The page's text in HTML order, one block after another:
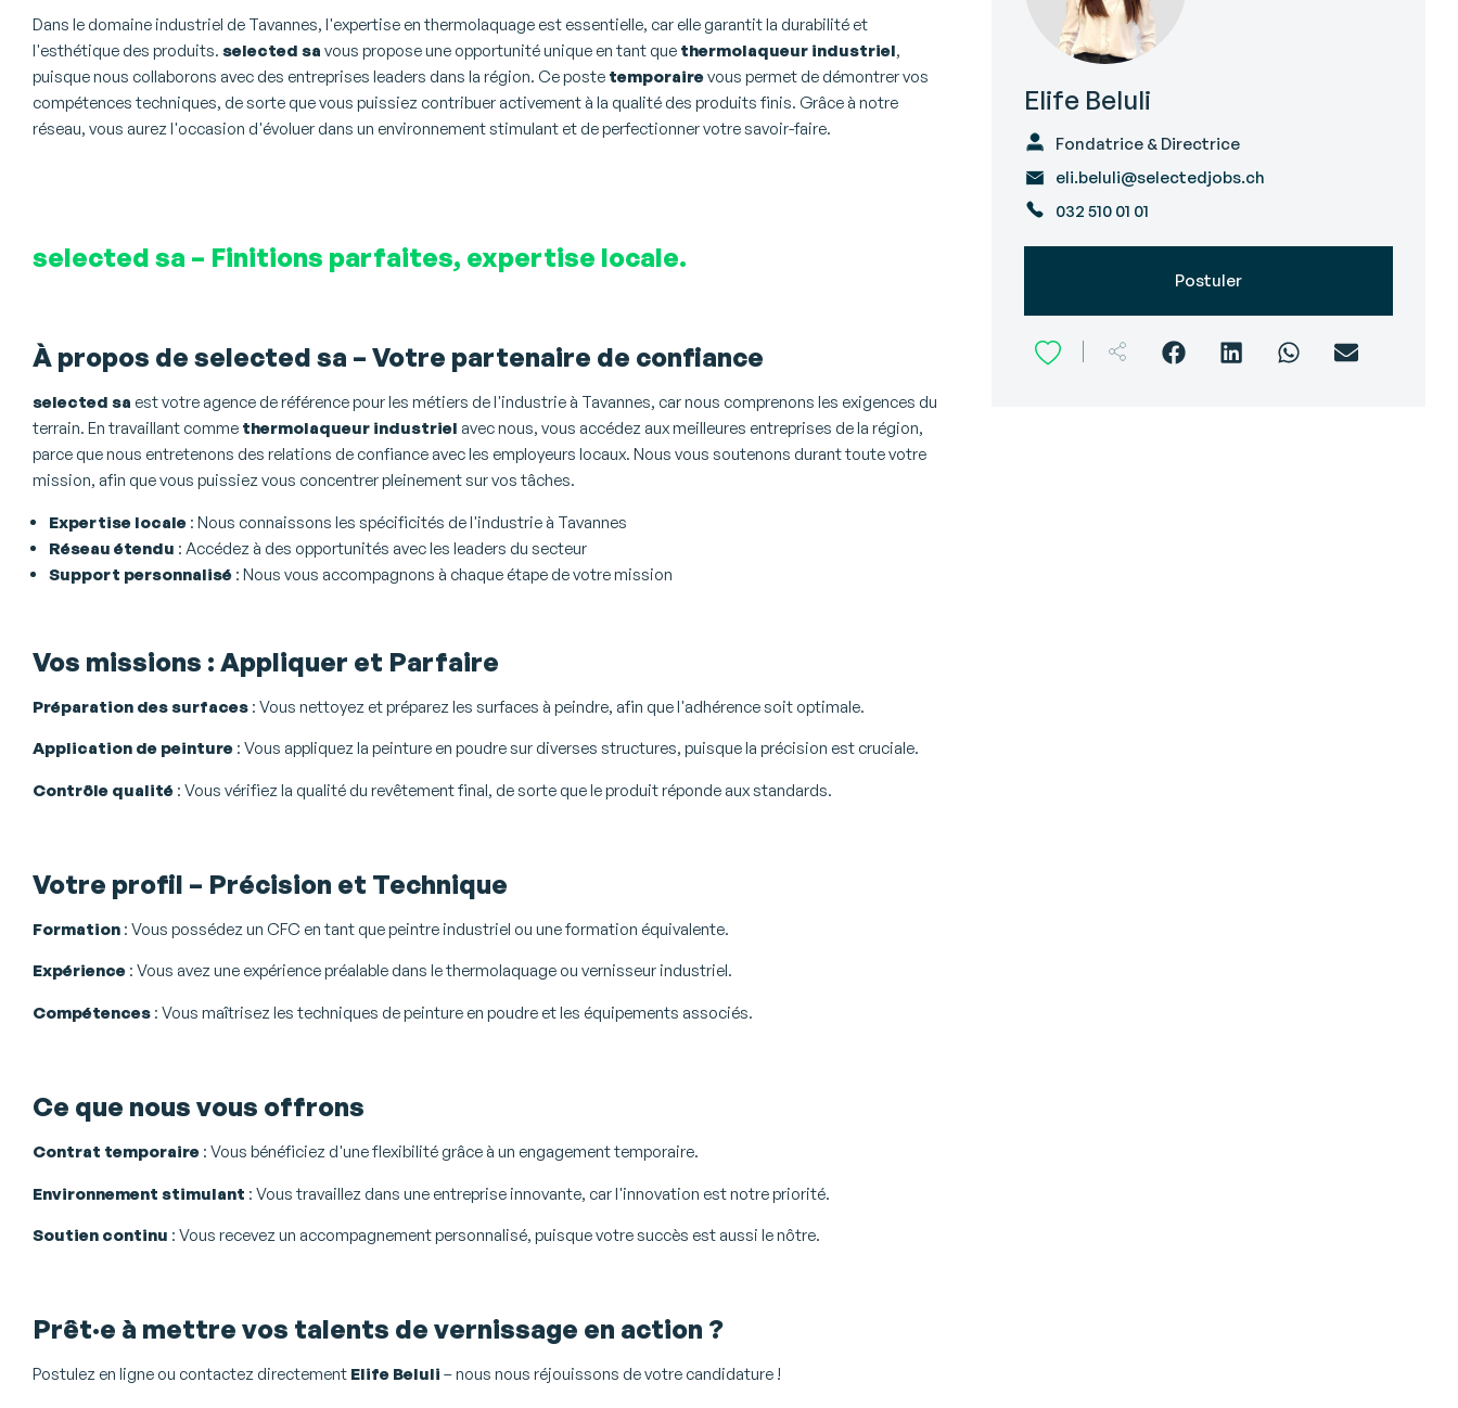
Dans le domaine industriel de Tavannes, l'expertise en thermolaquage est essentielle, car elle garantit la durabilité et
l'esthétique des produits. selected sa vous propose une opportunité unique en tant que thermolaqueur industriel,
puisque nous collaborons avec des entreprises leaders dans la région. Ce poste temporairevous permet de démontrer vos
compétences techniques, de sorte que vous puissiez contribuer activement à la qualité des produits finis. Grâce à notre
réseau, vous aurez l'occasion d'évoluer dans un environnement stimulant et de perfectionner votre savoir-faire.
selected sa – Finitions parfaites, expertise locale.
À propos de selected sa – Votre partenaire de confiance
selected sa est votre agence de référence pour les métiers de l'industrie à Tavannes, car nous comprenons les exigences du
terrain. En travaillant comme thermolaqueur industriel avec nous, vous accédez aux meilleures entreprises de la région,
parce que nous entretenons des relations de confiance avec les employeurs locaux. Nous vous soutenons durant toute votre
mission, afin que vous puissiez vous concentrer pleinement sur vos tâches.
Expertise locale : Nous connaissons les spécificités de l'industrie à Tavannes
Réseau étendu : Accédez à des opportunités avec les leaders du secteur
Support personnalisé : Nous vous accompagnons à chaque étape de votre mission
Vos missions : Appliquer et Parfaire
Préparation des surfaces : Vous nettoyez et préparez les surfaces à peindre, afin que l'adhérence soit optimale.
Application de peinture : Vous appliquez la peinture en poudre sur diverses structures, puisque la précision est cruciale.
Contrôle qualité : Vous vérifiez la qualité du revêtement final, de sorte que le produit réponde aux standards.
Votre profil – Précision et Technique
Formation : Vous possédez un CFC en tant que peintre industriel ou une formation équivalente.
Expérience : Vous avez une expérience préalable dans le thermolaquage ou vernisseur industriel.
Compétences : Vous maîtrisez les techniques de peinture en poudre et les équipements associés.
Ce que nous vous offrons
Contrat temporaire : Vous bénéficiez d'une flexibilité grâce à un engagement temporaire.
Environnement stimulant : Vous travaillez dans une entreprise innovante, car l'innovation est notre priorité.
Soutien continu : Vous recevez un accompagnement personnalisé, puisque votre succès est aussi le nôtre.
Prêt·e à mettre vos talents de vernissage en action ?
Postulez en ligne ou contactez directement Elife Beluli – nous nous réjouissons de votre candidature !
Elife Beluli
Fondatrice & Directrice
eli.beluli@selectedjobs.ch
032 510 01 01
Postuler